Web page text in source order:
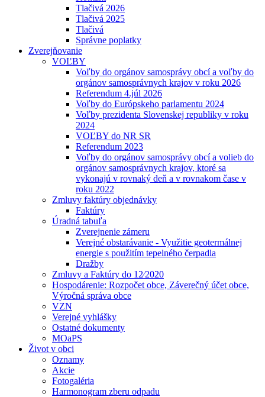
Tlačivá 2026
Tlačivá 2025
Tlačivá
Správne poplatky
Zverejňovanie
VOĽBY
Voľby do orgánov samosprávy obcí a voľby do
orgánov samosprávnych krajov v roku 2026
Referendum 4.júl 2026
Voľby do Európskeho parlamentu 2024
Voľby prezidenta Slovenskej republiky v roku
2024
VOĽBY do NR SR
Referendum 2023
Voľby do orgánov samosprávy obcí a volieb do
orgánov samosprávnych krajov, ktoré sa
vykonajú v rovnaký deň a v rovnakom čase v
roku 2022
Zmluvy faktúry objednávky
Faktúry
Úradná tabuľa
Zverejnenie zámeru
Verejné obstarávanie - Využitie geotermálnej
energie s použitím tepelného čerpadla
Dražby
Zmluvy a Faktúry do 12⁄2020
Hospodárenie: Rozpočet obce, Záverečný účet obce,
Výročná správa obce
VZN
Verejné vyhlášky
Ostatné dokumenty
MOaPS
Život v obci
Oznamy
Akcie
Fotogaléria
Harmonogram zberu odpadu